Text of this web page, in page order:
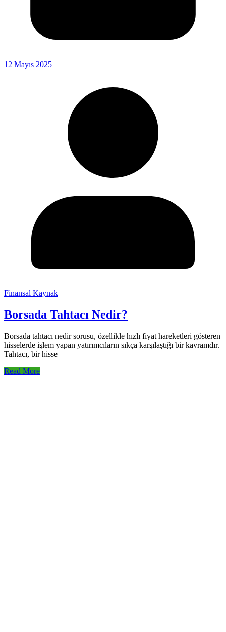
12 Mayıs 2025
Finansal Kaynak
Borsada Tahtacı Nedir?
Borsada tahtacı nedir sorusu, özellikle hızlı fiyat hareketleri gösteren
hisselerde işlem yapan yatırımcıların sıkça karşılaştığı bir kavramdır.
Tahtacı, bir hisse
Read More